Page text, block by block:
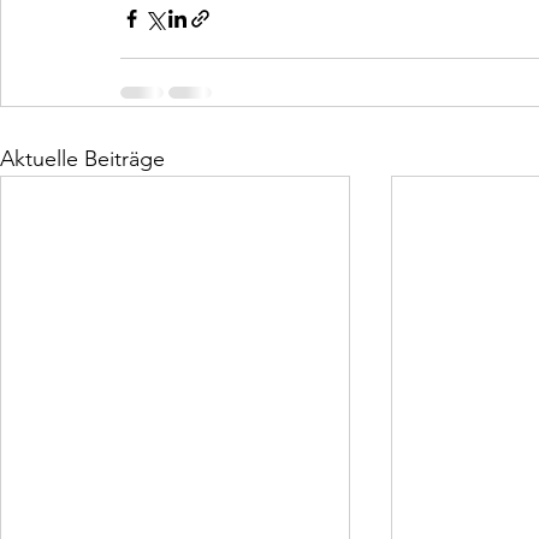
Aktuelle Beiträge